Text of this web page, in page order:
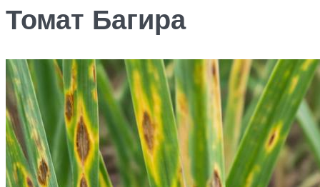
Томат Багира